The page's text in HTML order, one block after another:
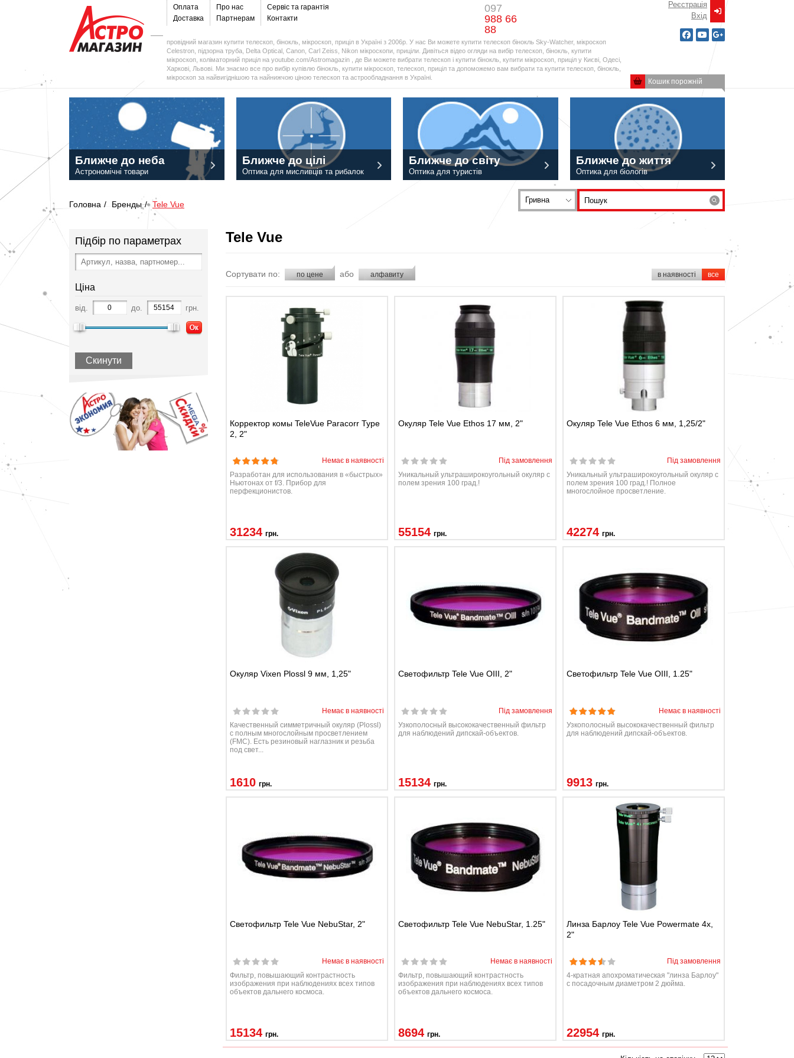
Оплата
Доставка
Про нас
Партнерам
Сервіс та гарантія
Контакти
097
988 66
88
провідний магазин купити телескоп, бінокль, мікроскоп, приціл в Україні з 2006р. У нас Ви можете купити телескоп бінокль Sky-Watcher, мікроскоп
Celestron, підзорна труба, Delta Optical, Canon, Carl Zeiss, Nikon мікроскопи, приціли. Дивіться відео огляди на вибір телескоп, бінокль, купити
мікроскоп, коліматорний приціл на youtube.com/Astromagazin , де Ви можете вибрати телескоп і купити бінокль, купити мікроскоп, приціл у Києві, Одесі,
Харкові, Львові. Ми знаємо все про вибір купівлю бінокль, купити мікроскоп, телескоп, приціл та допоможемо вам вибрати та купити телескоп, бінокль,
мікроскоп за найвигіднішою та найнижчою ціною телескоп та астрообладнання в Україні.
Реєстрація
Вxід
Кошик порожній
Ближче до неба
Астрономічні товари
Ближче до цілі
Оптика для мисливців та рибалок
Ближче до світу
Оптика для туристів
Ближче до життя
Оптика для біологів
Головна / Бренды / Tele Vue Гривна
Підбір по параметрах
Ціна
від. до. грн.
Скинути
Tele Vue
Сортувати по: по цене або алфавиту в наявності все
Корректор комы TeleVue Paracorr Type
2, 2"
Немає в наявності
Разработан для использования в «быстрых»
Ньютонах от f/3. Прибор для
перфекционистов.
31234 грн.
Окуляр Tele Vue Ethos 17 мм, 2"
Під замовлення
Уникальный ультраширокоугольный окуляр с
полем зрения 100 град.!
55154 грн.
Окуляр Tele Vue Ethos 6 мм, 1,25/2"
Під замовлення
Уникальный ультраширокоугольный окуляр с
полем зрения 100 град.! Полное
многослойное просветление.
42274 грн.
Окуляр Vixen Plossl 9 мм, 1,25"
Немає в наявності
Качественный симметричный окуляр (Plossl)
c полным многослойным просветлением
(FMC). Есть резиновый наглазник и резьба
под свет...
1610 грн.
Светофильтр Tele Vue OIII, 2"
Під замовлення
Узкополосный высококачественный фильтр
для наблюдений дипскай-объектов.
15134 грн.
Светофильтр Tele Vue OIII, 1.25"
Немає в наявності
Узкополосный высококачественный фильтр
для наблюдений дипскай-объектов.
9913 грн.
Светофильтр Tele Vue NebuStar, 2"
Немає в наявності
Фильтр, повышающий контрастность
изображения при наблюдениях всех типов
объектов дальнего космоса.
15134 грн.
Светофильтр Tele Vue NebuStar, 1.25"
Немає в наявності
Фильтр, повышающий контрастность
изображения при наблюдениях всех типов
объектов дальнего космоса.
8694 грн.
Линза Барлоу Tele Vue Powermate 4х,
2"
Під замовлення
4-кратная апохроматическая "линза Барлоу"
с посадочным диаметром 2 дюйма.
22954 грн.